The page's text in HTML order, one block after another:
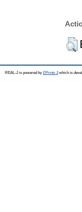
REAL-J is powered by EPrints 3which is